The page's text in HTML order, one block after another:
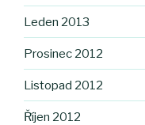
Leden 2013
Prosinec 2012
Listopad 2012
Říjen 2012